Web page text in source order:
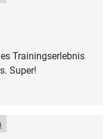
Trainingserlebnis
Super!